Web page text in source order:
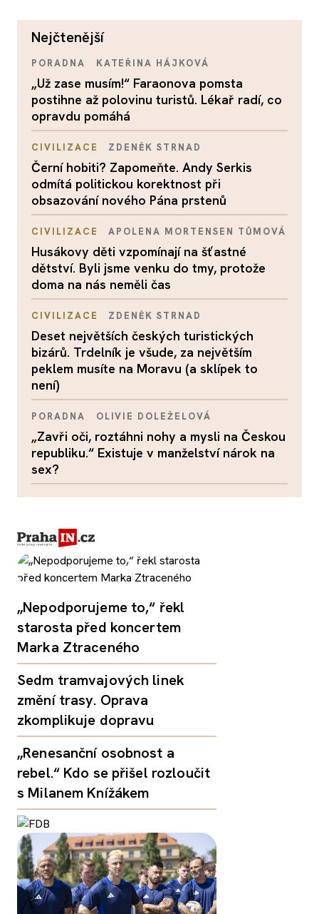
nejčtenější
PORADNA KATEŘINA HÁJKOVÁ
„Už zase musím!“ Faraonova pomsta
postihne až polovinu turistů. Lékař radí, co
opravdu pomáhá
CIVILIZACE ZDENĚK STRNAD
Černí hobiti? Zapomeňte. Andy Serkis
odmítá politickou korektnost při
obsazování nového Pána prstenů
CIVILIZACE APOLENA MORTENSEN TŮMOVÁ
Husákovy děti vzpomínají na šťastné
dětství. Byli jsme venku do tmy, protože
doma na nás neměli čas
CIVILIZACE ZDENĚK STRNAD
Deset největších českých turistických
bizárů. Trdelník je všude, za největším
peklem musíte na Moravu (a sklípek to
není)
PORADNA OLIVIE DOLEŽELOVÁ
„Zavři oči, roztáhni nohy a mysli na Českou
republiku.“ Existuje v manželství nárok na
sex?
„Nepodporujeme to,“ řekl
starosta před koncertem
Marka Ztraceného
Sedm tramvajových linek
změní trasy. Oprava
zkomplikuje dopravu
„Renesanční osobnost a
rebel.“ Kdo se přišel rozloučit
s Milanem Knížákem